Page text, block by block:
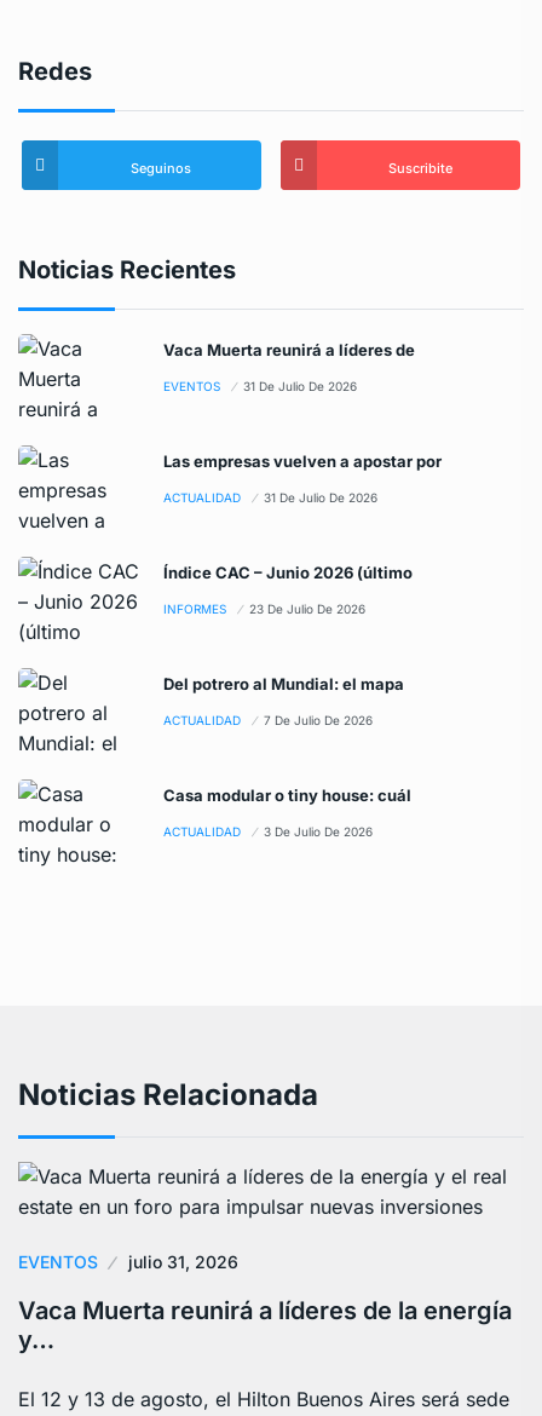
Redes
Seguinos Suscribite
Noticias Recientes
Vaca Muerta reunirá a líderes de
EVENTOS 31 De Julio De 2026
Las empresas vuelven a apostar por
ACTUALIDAD 31 De Julio De 2026
Índice CAC – Junio 2026 (último
INFORMES 23 De Julio De 2026
Del potrero al Mundial: el mapa
ACTUALIDAD 7 De Julio De 2026
Casa modular o tiny house: cuál
ACTUALIDAD 3 De Julio De 2026
Noticias Relacionada
EVENTOS julio 31, 2026
Vaca Muerta reunirá a líderes de la energía
y…
El 12 y 13 de agosto, el Hilton Buenos Aires será sede